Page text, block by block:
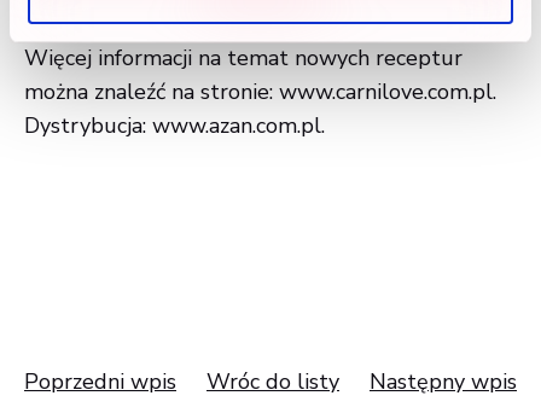
Więcej informacji na temat nowych receptur
można znaleźć na stronie: www.carnilove.com.pl.
Dystrybucja: www.azan.com.pl.
Poprzedni wpis Wróc do listy Następny wpis